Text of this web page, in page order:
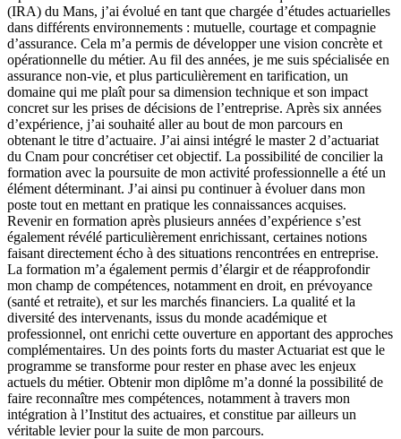
(IRA) du Mans, j’ai évolué en tant que chargée d’études actuarielles
dans différents environnements : mutuelle, courtage et compagnie
d’assurance. Cela m’a permis de développer une vision concrète et
opérationnelle du métier. Au fil des années, je me suis spécialisée en
assurance non-vie, et plus particulièrement en tarification, un
domaine qui me plaît pour sa dimension technique et son impact
concret sur les prises de décisions de l’entreprise. Après six années
d’expérience, j’ai souhaité aller au bout de mon parcours en
obtenant le titre d’actuaire. J’ai ainsi intégré le master 2 d’actuariat
du Cnam pour concrétiser cet objectif. La possibilité de concilier la
formation avec la poursuite de mon activité professionnelle a été un
élément déterminant. J’ai ainsi pu continuer à évoluer dans mon
poste tout en mettant en pratique les connaissances acquises.
Revenir en formation après plusieurs années d’expérience s’est
également révélé particulièrement enrichissant, certaines notions
faisant directement écho à des situations rencontrées en entreprise.
La formation m’a également permis d’élargir et de réapprofondir
mon champ de compétences, notamment en droit, en prévoyance
(santé et retraite), et sur les marchés financiers. La qualité et la
diversité des intervenants, issus du monde académique et
professionnel, ont enrichi cette ouverture en apportant des approches
complémentaires. Un des points forts du master Actuariat est que le
programme se transforme pour rester en phase avec les enjeux
actuels du métier. Obtenir mon diplôme m’a donné la possibilité de
faire reconnaître mes compétences, notamment à travers mon
intégration à l’Institut des actuaires, et constitue par ailleurs un
véritable levier pour la suite de mon parcours.